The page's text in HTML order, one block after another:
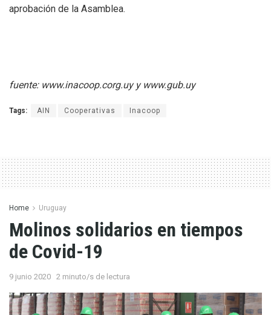
aprobación de la Asamblea.
fuente: www.inacoop.corg.uy y www.gub.uy
Tags: AIN Cooperativas Inacoop
Home Uruguay
Molinos solidarios en tiempos
de Covid-19
9 junio 2020 2 minuto/s de lectura